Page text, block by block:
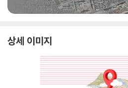
상세 이미지